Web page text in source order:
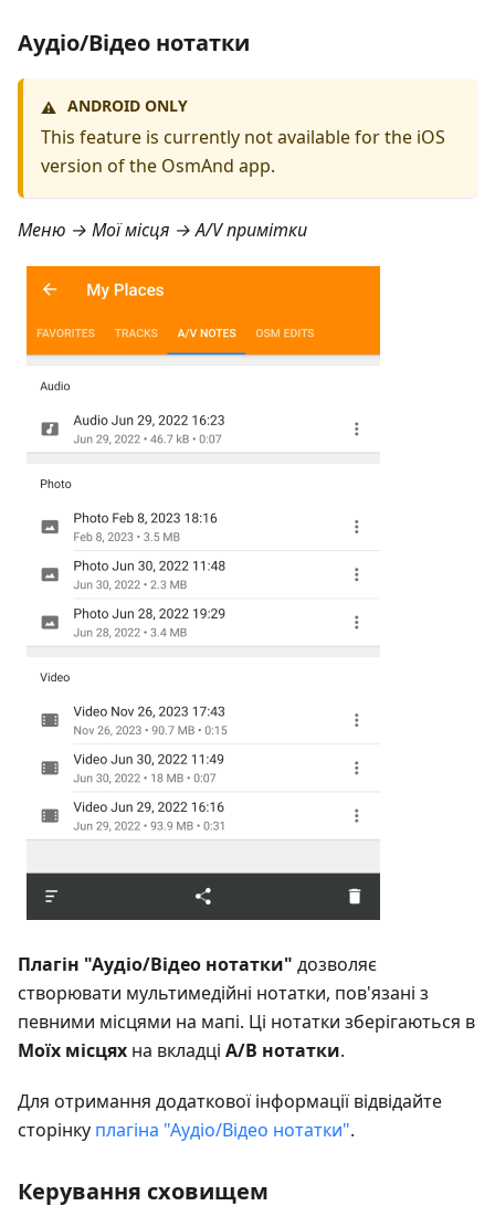
Аудіо/Відео нотатки
⚠️ ANDROID ONLY
This feature is currently not available for the iOS
version of the OsmAnd app.
Меню → Мої місця → A/V примітки
Плагін "Аудіо/Відео нотатки" дозволяє
створювати мультимедійні нотатки, пов'язані з
певними місцями на мапі. Ці нотатки зберігаються в
Моїх місцях на вкладці А/В нотатки.
Для отримання додаткової інформації відвідайте
сторінку плагіна "Аудіо/Відео нотатки".
Керування сховищем